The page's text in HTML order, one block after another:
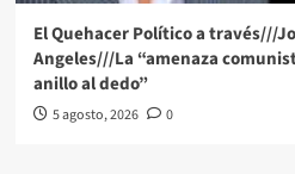
El Quehacer Político a través///
Angeles///La “amenaza
anillo al dedo”
5 agosto, 2026 0